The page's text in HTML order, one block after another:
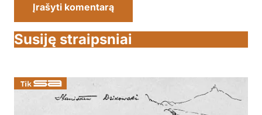
Įrašyti komentarą
Susiję straipsniai